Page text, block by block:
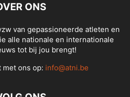
ONS
van gepassioneerde atleten en
alle nationale en internationale
tot bij jou brengt!
met ons op: info@atni.be